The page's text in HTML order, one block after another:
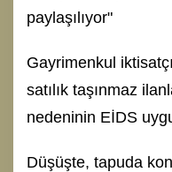
paylaşılıyor"
Gayrimenkul
satılık taşınmaz
nedeninin EİDS
Düşüşte, tapuda